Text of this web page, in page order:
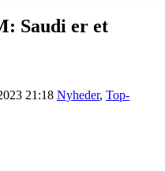
Saudi er et
21:18 Nyheder, Top-